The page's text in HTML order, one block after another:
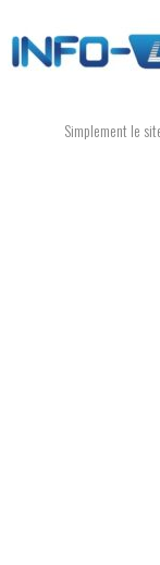
to
content
Simplement le